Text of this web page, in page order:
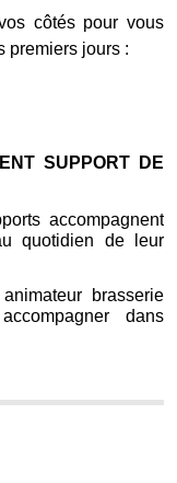
côtés pour vous
premiers jours :
SUPPORT DE
accompagnent
quotidien de leur
brasserie
dans